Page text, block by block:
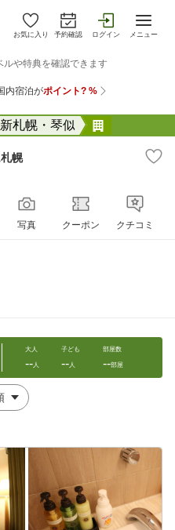
お気に入り 予約確認 ログイン メニュー
札幌・琴似
幌
写真 クーポン クチコミ
大人
--人
子ども
--人
部屋数
--部屋